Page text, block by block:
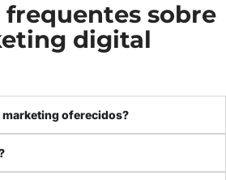
frequentes sobre
digital
oferecidos?